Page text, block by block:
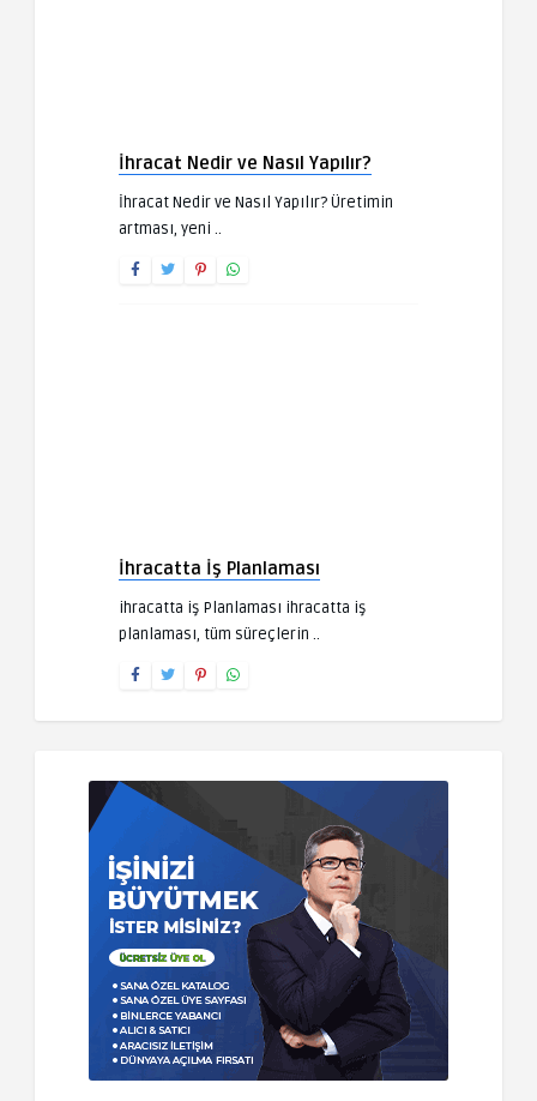
İhracat Nedir ve Nasıl Yapılır?
İhracat Nedir ve Nasıl Yapılır? Üretimin
artması, yeni ..
İhracatta İş Planlaması
ihracatta iş Planlaması ihracatta iş
planlaması, tüm süreçlerin ..